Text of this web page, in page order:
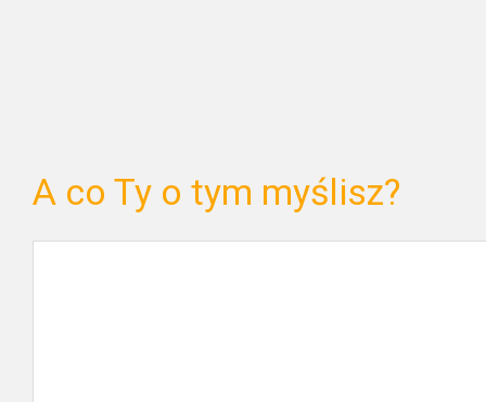
A co Ty o tym myślisz?